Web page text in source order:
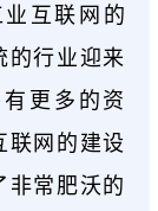
互联网的
的行业迎来
更多的资
联网的建设
非常肥沃的